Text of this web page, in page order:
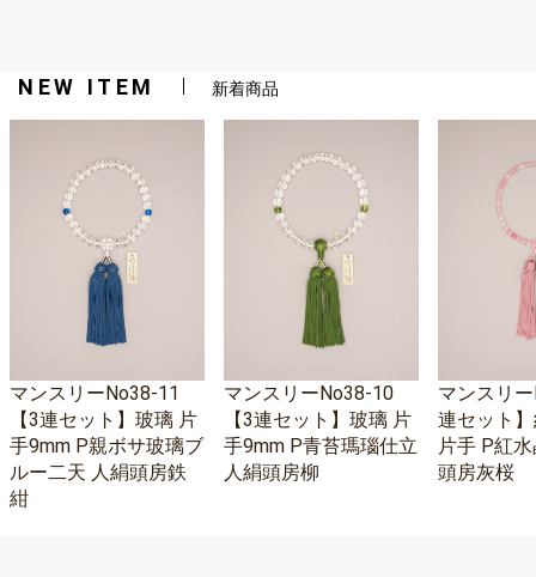
NEW ITEM 新着商品
マンスリーNo38-11
【3連セット】玻璃 片
手9mm P親ボサ玻璃ブ
ルー二天 人絹頭房鉄
紺
マンスリーNo38-10
【3連セット】玻璃 片
手9mm P青苔瑪瑙仕立
人絹頭房柳
マンスリ
連セット
片手 P紅
頭房灰桜